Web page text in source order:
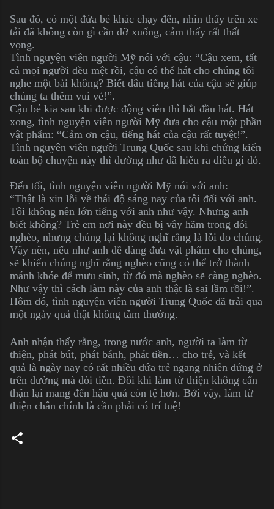
Sau đó, có một đứa bé khác chạy đến, nhìn thấy trên xe
tải đã không còn gì cần dỡ xuống, cảm thấy rất thất
vọng.
Tình nguyện viên người Mỹ nói với cậu: “Cậu xem, tất
cả mọi người đều mệt rồi, cậu có thể hát cho chúng tôi
nghe một bài không? Biết đâu tiếng hát của cậu sẽ giúp
chúng ta thêm vui vẻ!”.
Cậu bé kia sau khi được động viên thì bắt đầu hát. Hát
xong, tình nguyện viên người Mỹ đưa cho cậu một phần
vật phẩm: “Cảm ơn cậu, tiếng hát của cậu rất tuyệt!”.
Tình nguyên viên người Trung Quốc sau khi chứng kiến
toàn bộ chuyện này thì dường như đã hiểu ra điều gì đó.
Đến tối, tình nguyện viên người Mỹ nói với anh:
“Thật là xin lỗi về thái độ sáng nay của tôi đối với anh.
Tôi không nên lớn tiếng với anh như vậy. Nhưng anh
biết không? Trẻ em nơi này đều bị vây hãm trong đói
nghèo, nhưng chúng lại không nghĩ rằng là lỗi do chúng.
Vậy nên, nếu như anh dễ dàng đưa vật phẩm cho chúng,
sẽ khiến chúng nghĩ rằng nghèo cũng có thể trở thành
mánh khóe để mưu sinh, từ đó mà nghèo sẽ càng nghèo.
Như vậy thì cách làm này của anh thật là sai lầm rồi!”.
Hôm đó, tình nguyện viên người Trung Quốc đã trải qua
một ngày quả thật không tầm thường.
Anh nhận thấy rằng, trong nước anh, người ta làm từ
thiện, phát bút, phát bánh, phát tiền… cho trẻ, và kết
quả là ngày nay có rất nhiều đứa trẻ ngang nhiên đứng ở
trên đường mà đòi tiền. Đôi khi làm từ thiện không cẩn
thận lại mang đến hậu quả còn tệ hơn. Bởi vậy, làm từ
thiện chân chính là cần phải có trí tuệ!